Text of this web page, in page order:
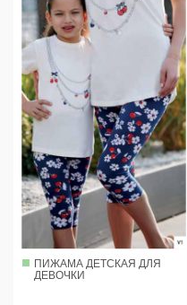
ПИЖАМА ДЕТСКАЯ ДЛЯ
ДЕВОЧКИ